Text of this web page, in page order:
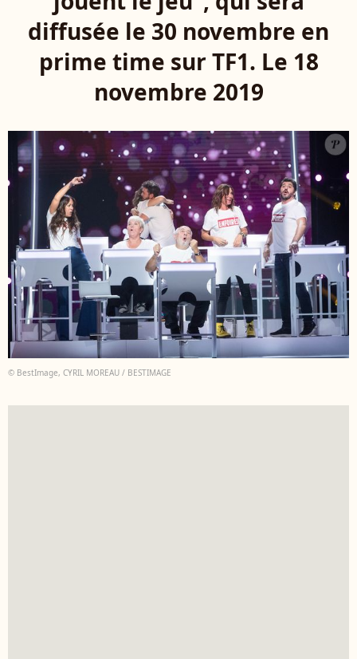
diffusée le 30 novembre en
prime time sur TF1. Le 18
novembre 2019
© BestImage, CYRIL MOREAU / BESTIMAGE